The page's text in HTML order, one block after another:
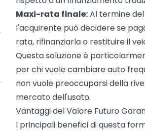
Maxi-rata finale:Al termine
l'acquirente può decidere se
rata, rifinanziarla o restituire il
Questa soluzione è
per chi vuole cambiare auto
non vuole preoccuparsi della
mercato dell'usato.
Vantaggi del Valore Futuro
I principali benefici di questa